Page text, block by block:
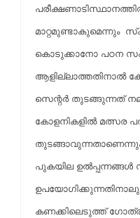
മാറ്റമുണ്ടാകുമെന്നും
കൊടുക്കാനോ പഠന
ആളില്ലാത്തതിനാല്‍
സെന്റര്‍ തുടങ്ങുന്നത്
കോളനികളില്‍ മത്സര
പുകയില ഉല്‍പ്പന്നങ്ങള്‍
കണക്കിലെടുത്ത്